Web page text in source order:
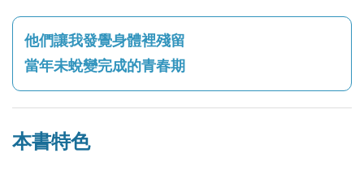
他們讓我發覺身體裡殘留
當年未蛻變完成的青春期
本書特色